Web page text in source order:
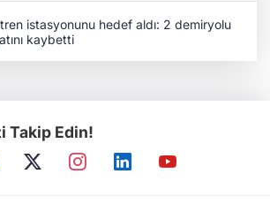
tren istasyonunu hedef aldı: 2 demiryolu
kaybetti
Takip Edin!